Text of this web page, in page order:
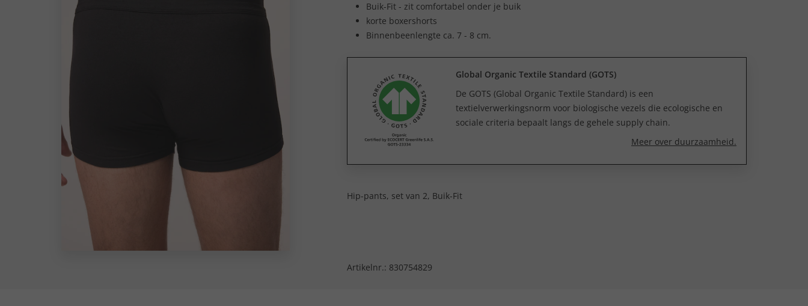
Buik-Fit - zit comfortabel onder je buik
korte boxershorts
Binnenbeenlengte ca. 7 - 8 cm.
Global Organic Textile Standard (GOTS)
De GOTS (Global Organic Textile Standard) is een
textielverwerkingsnorm voor biologische vezels die ecologische en
sociale criteria bepaalt langs de gehele supply chain.
Meer over duurzaamheid.
Hip-pants, set van 2, Buik-Fit
Artikelnr.: 830754829